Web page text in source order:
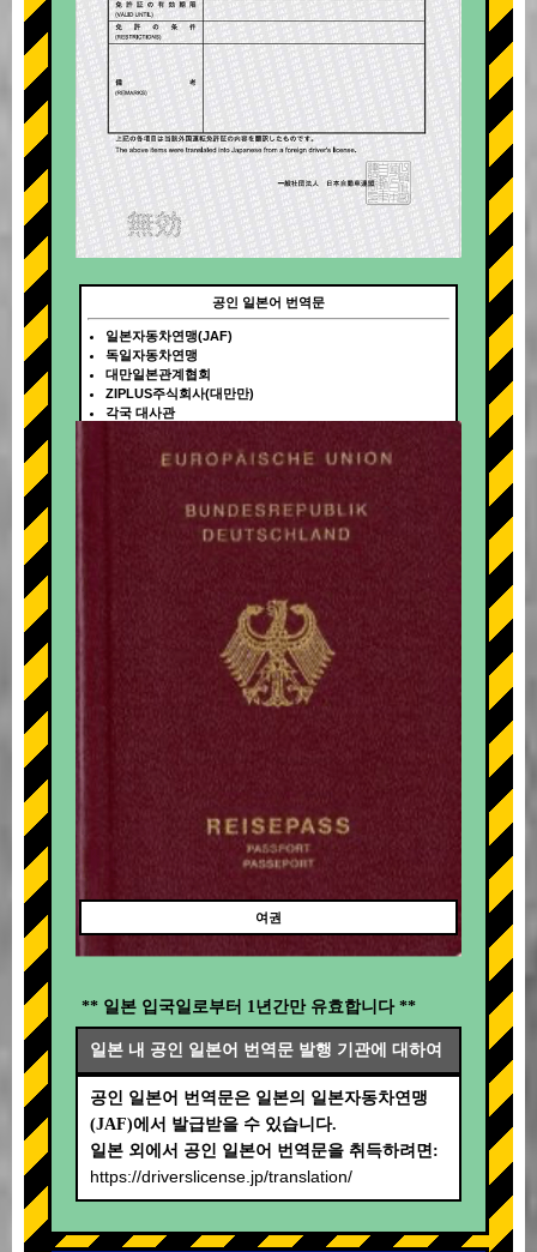
+
공인 일본어 번역문
일본자동차연맹(JAF)
독일자동차연맹
대만일본관계협회
ZIPLUS주식회사(대만만)
각국 대사관
여권
** 일본 입국일로부터 1년간만 유효합니다 **
일본 내 공인 일본어 번역문 발행 기관에 대하여
공인 일본어 번역문은 일본의 일본자동차연맹
(JAF)에서 발급받을 수 있습니다.
일본 외에서 공인 일본어 번역문을 취득하려면:
https://driverslicense.jp/translation/